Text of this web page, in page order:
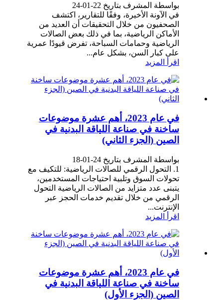
بواسطة المشرف بتاريخ 22-01-24
في الآونة الأخيرة، وفقًا للتقارير، اكتشف
الصحفيون من خلال التحقيقات أن العديد من
الأماكن الرياضية، بما في ذلك بعض الصالات
الرياضية وحمامات السباحة، تفرض قيودًا عمرية
على كبار السن، بشكل عام...
اقرأ المزيد
في عام 2023، أهم عشرة موضوعات
ساخنة في صناعة اللياقة البدنية في
الصين (الجزء الثاني)
بواسطة المشرف بتاريخ 24-01-18
1. التحول الرقمي للصالات الرياضية: للتكيف مع
تحولات السوق وتلبية احتياجات المستخدمين،
يتبنى عدد متزايد من الصالات الرياضية التحول
الرقمي من خلال تقديم خدمات الحجز عبر
الإنترنت...
اقرأ المزيد
في عام 2023، أهم عشرة موضوعات
ساخنة في صناعة اللياقة البدنية في
الصين (الجزء الأول)